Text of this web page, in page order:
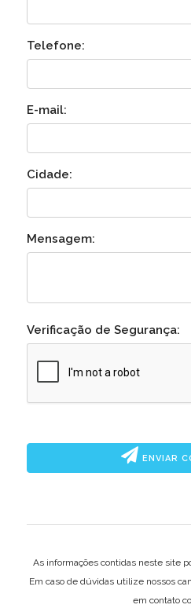
Telefone:
E-mail:
Cidade:
Mensagem:
Verificação de Segurança:
ENVIAR
As informações contidas neste site
Em caso de dúvidas utilize nossos
em contato